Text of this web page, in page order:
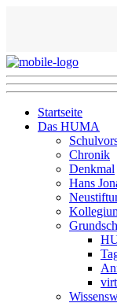
Startseite
Das HUMA
Chronik
Denkmal
Hans